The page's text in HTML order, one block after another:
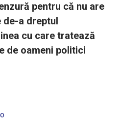
pentru că nu are
de-a dreptul
cu care tratează
de oameni politici